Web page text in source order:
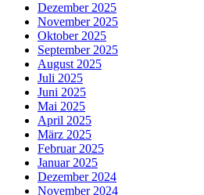
Dezember 2025
November 2025
Oktober 2025
September 2025
August 2025
Juli 2025
Juni 2025
Mai 2025
April 2025
März 2025
Februar 2025
Januar 2025
Dezember 2024
November 2024